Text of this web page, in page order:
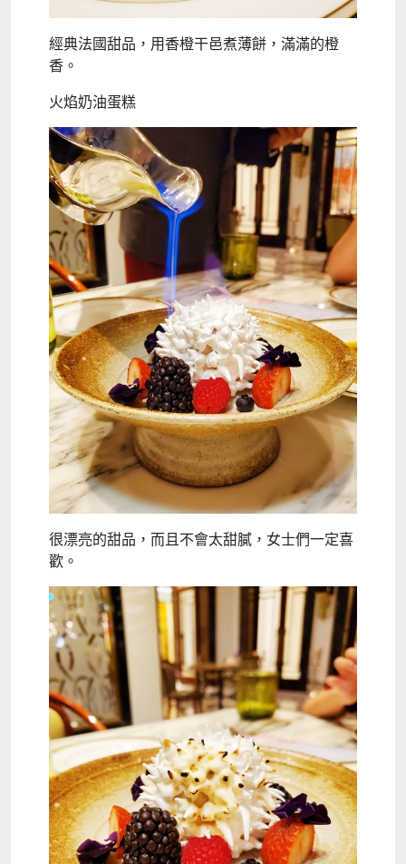
經典法國甜品，用香橙干邑煮薄餅，滿滿的橙
香。
火焰奶油蛋糕
很漂亮的甜品，而且不會太甜膩，女士們一定喜
歡。